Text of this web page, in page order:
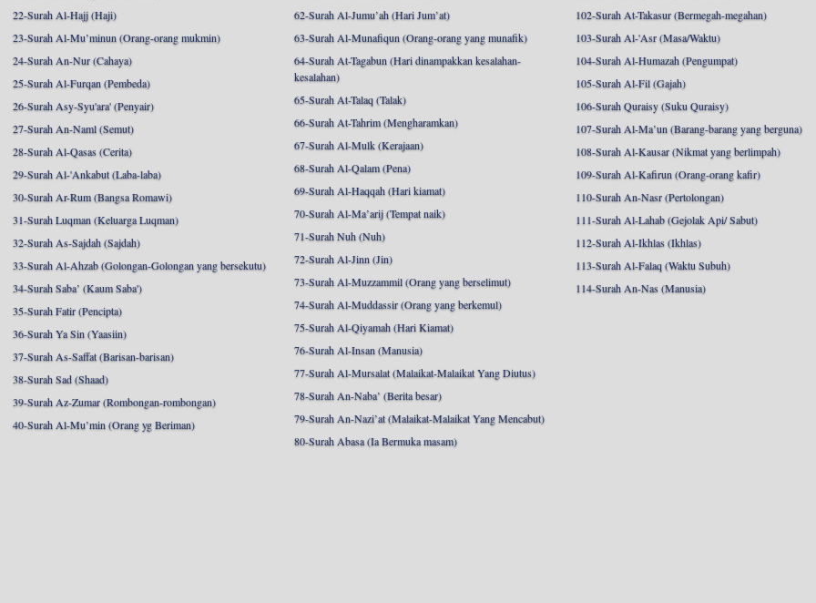
22-Surah Al-Hajj (Haji)
23-Surah Al-Mu’minun (Orang-orang mukmin)
24-Surah An-Nur (Cahaya)
25-Surah Al-Furqan (Pembeda)
26-Surah Asy-Syu'ara' (Penyair)
27-Surah An-Naml (Semut)
28-Surah Al-Qasas (Cerita)
29-Surah Al-'Ankabut (Laba-laba)
30-Surah Ar-Rum (Bangsa Romawi)
31-Surah Luqman (Keluarga Luqman)
32-Surah As-Sajdah (Sajdah)
33-Surah Al-Ahzab (Golongan-Golongan yang bersekutu)
34-Surah Saba’ (Kaum Saba')
35-Surah Fatir (Pencipta)
36-Surah Ya Sin (Yaasiin)
37-Surah As-Saffat (Barisan-barisan)
38-Surah Sad (Shaad)
39-Surah Az-Zumar (Rombongan-rombongan)
40-Surah Al-Mu’min (Orang yg Beriman)
62-Surah Al-Jumu’ah (Hari Jum’at)
63-Surah Al-Munafiqun (Orang-orang yang munafik)
64-Surah At-Tagabun (Hari dinampakkan kesalahan-
kesalahan)
65-Surah At-Talaq (Talak)
66-Surah At-Tahrim (Mengharamkan)
67-Surah Al-Mulk (Kerajaan)
68-Surah Al-Qalam (Pena)
69-Surah Al-Haqqah (Hari kiamat)
70-Surah Al-Ma’arij (Tempat naik)
71-Surah Nuh (Nuh)
72-Surah Al-Jinn (Jin)
73-Surah Al-Muzzammil (Orang yang berselimut)
74-Surah Al-Muddassir (Orang yang berkemul)
75-Surah Al-Qiyamah (Hari Kiamat)
76-Surah Al-Insan (Manusia)
77-Surah Al-Mursalat (Malaikat-Malaikat Yang Diutus)
78-Surah An-Naba’ (Berita besar)
79-Surah An-Nazi’at (Malaikat-Malaikat Yang Mencabut)
80-Surah Abasa (Ia Bermuka masam)
102-Surah At-Takasur (Bermegah-megahan)
103-Surah Al-'Asr (Masa/Waktu)
104-Surah Al-Humazah (Pengumpat)
105-Surah Al-Fil (Gajah)
106-Surah Quraisy (Suku Quraisy)
107-Surah Al-Ma’un (Barang-barang yang berguna)
108-Surah Al-Kausar (Nikmat yang berlimpah)
109-Surah Al-Kafirun (Orang-orang kafir)
110-Surah An-Nasr (Pertolongan)
111-Surah Al-Lahab (Gejolak Api/ Sabut)
112-Surah Al-Ikhlas (Ikhlas)
113-Surah Al-Falaq (Waktu Subuh)
114-Surah An-Nas (Manusia)